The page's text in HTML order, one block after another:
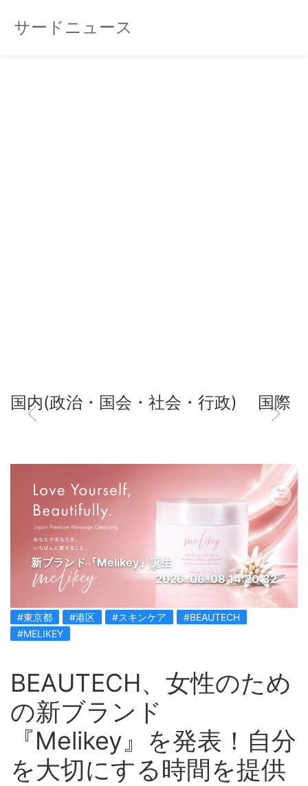
サードニュース
国内(政治・国会・社会・行政) 国際
新ブランド『Melikey』誕生
2026-06-08 14:20:32
#東京都 #港区 #スキンケア
#BEAUTECH
#MELIKEY
BEAUTECH、女性のため
の新ブランド
『Melikey』を発表！自分
を大切にする時間を提供